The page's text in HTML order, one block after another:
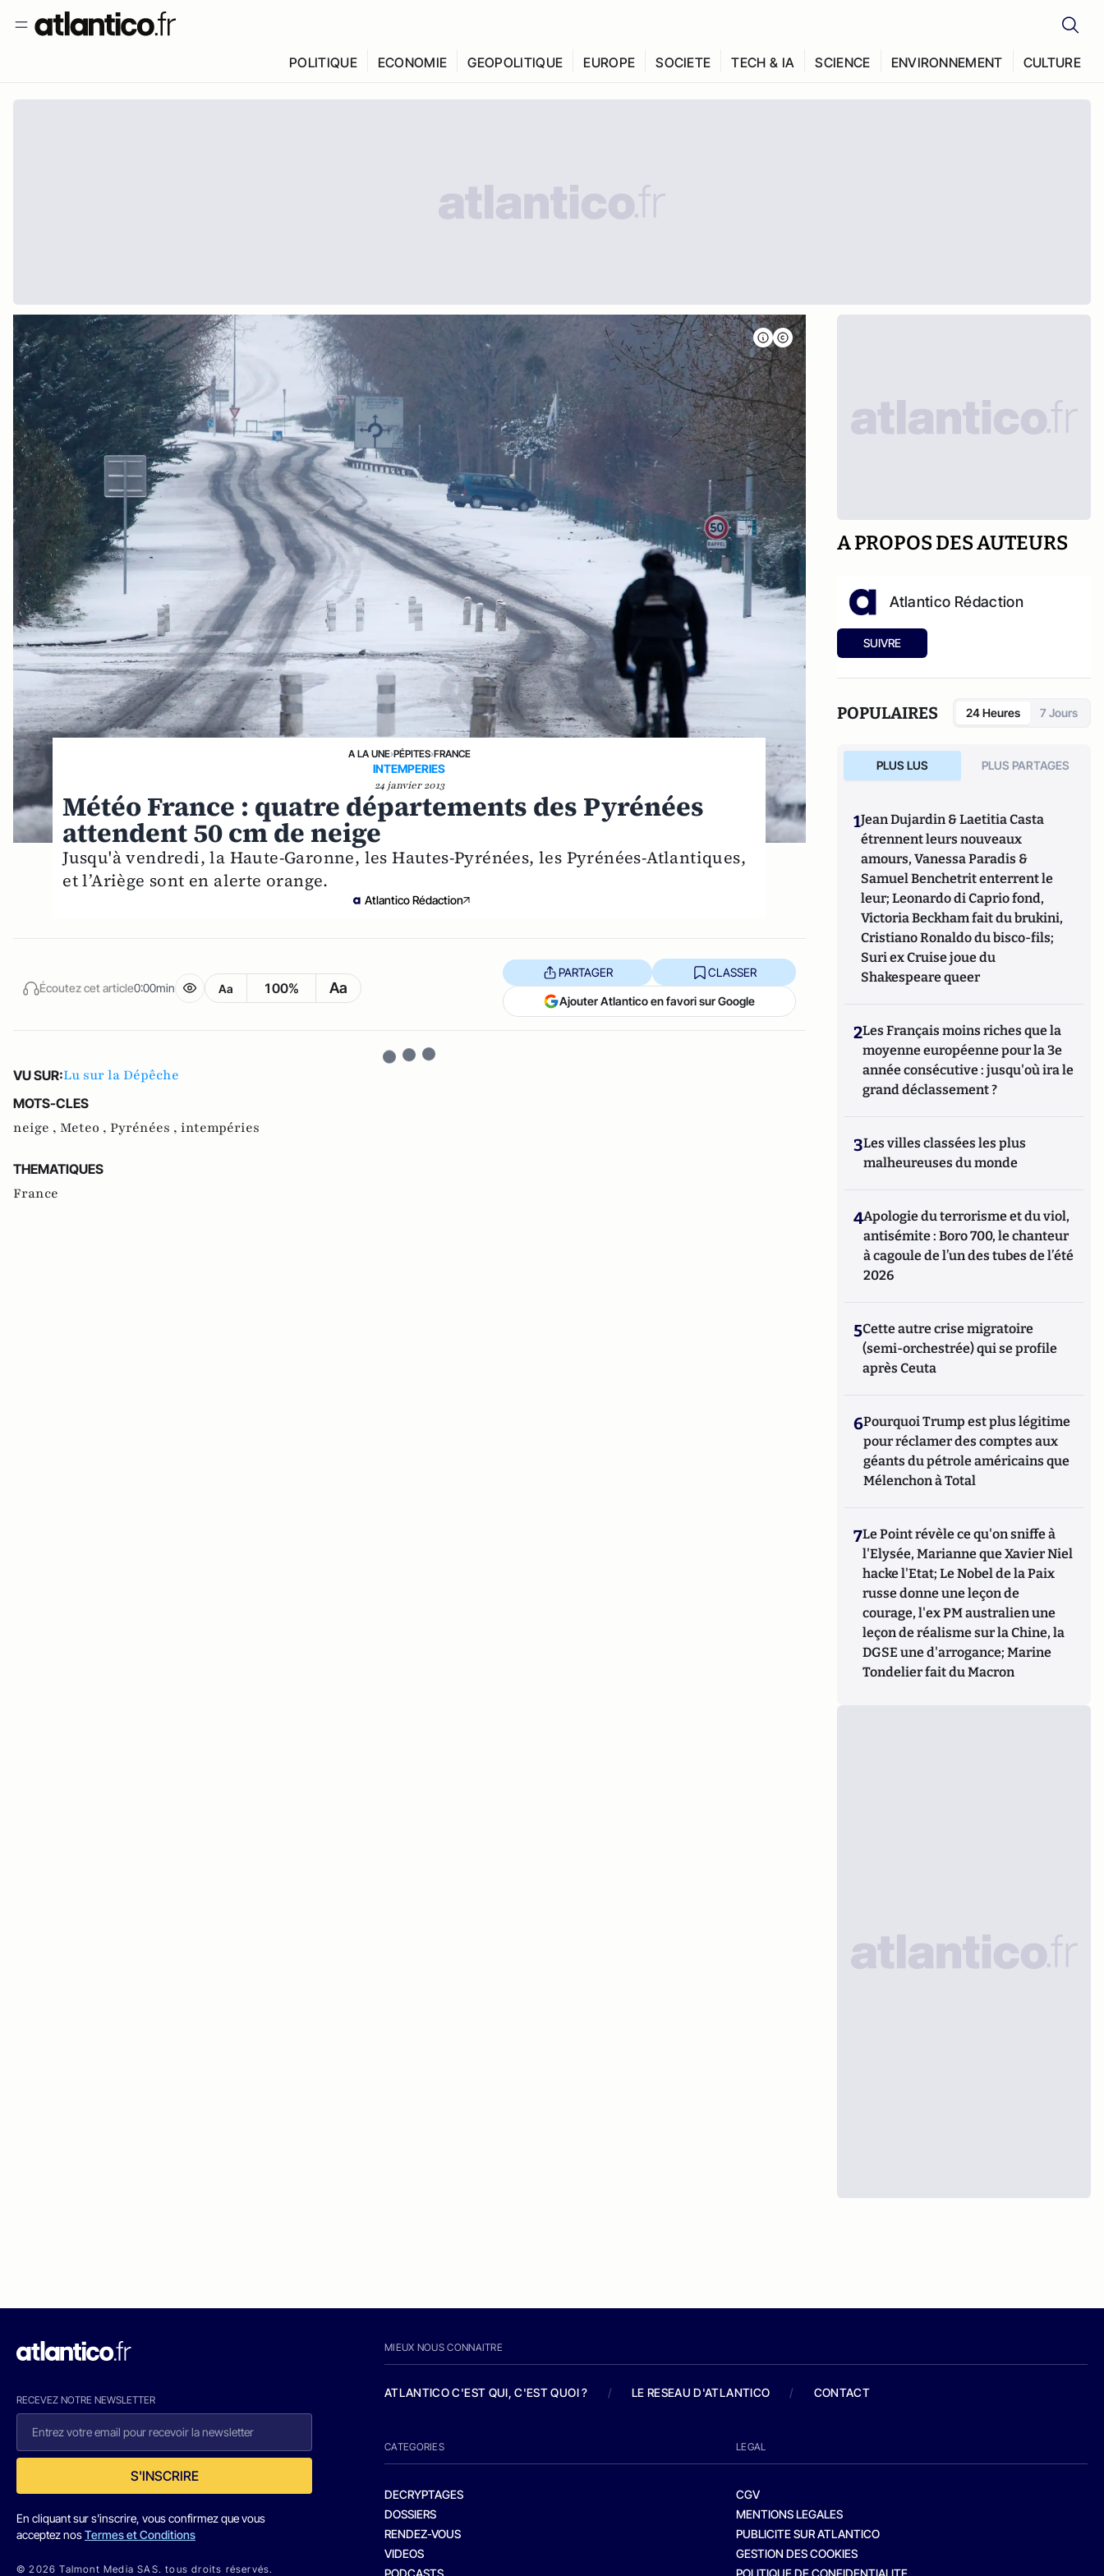
POLITIQUE ECONOMIE GEOPOLITIQUE EUROPE SOCIETE TECH & IA SCIENCE ENVIRONNEMENT CULTURE
A LA UNE›PÉPITES›FRANCE
INTEMPERIES
24 janvier 2013
Météo France : quatre départements des Pyrénées
attendent 50 cm de neige
Jusqu'à vendredi, la Haute-Garonne, les Hautes-Pyrénées, les Pyrénées-Atlantiques,
et l’Ariège sont en alerte orange.
Atlantico Rédaction
Écoutez cet article0:00min Aa 100% Aa
PARTAGER CLASSER
Ajouter Atlantico en favori sur Google
VU SUR:Lu sur la Dépêche
MOTS-CLES
neige , Meteo , Pyrénées , intempéries
THEMATIQUES
France
A PROPOS DES AUTEURS
Atlantico Rédaction
SUIVRE
POPULAIRES 24 Heures 7 Jours
PLUS LUS PLUS PARTAGES
1Jean Dujardin & Laetitia Casta
étrennent leurs nouveaux
amours, Vanessa Paradis &
Samuel Benchetrit enterrent le
leur; Leonardo di Caprio fond,
Victoria Beckham fait du brukini,
Cristiano Ronaldo du bisco-fils;
Suri ex Cruise joue du
Shakespeare queer
2Les Français moins riches que la
moyenne européenne pour la 3e
année consécutive : jusqu'où ira le
grand déclassement ?
3Les villes classées les plus
malheureuses du monde
4Apologie du terrorisme et du viol,
antisémite : Boro 700, le chanteur
à cagoule de l’un des tubes de l’été
2026
5Cette autre crise migratoire
(semi-orchestrée) qui se profile
après Ceuta
6Pourquoi Trump est plus légitime
pour réclamer des comptes aux
géants du pétrole américains que
Mélenchon à Total
7Le Point révèle ce qu'on sniffe à
l'Elysée, Marianne que Xavier Niel
hacke l'Etat; Le Nobel de la Paix
russe donne une leçon de
courage, l'ex PM australien une
leçon de réalisme sur la Chine, la
DGSE une d'arrogance; Marine
Tondelier fait du Macron
RECEVEZ NOTRE NEWSLETTER
S'INSCRIRE
En cliquant sur s'inscrire, vous confirmez que vous
acceptez nosTermes et Conditions
© 2026 Talmont Media SAS. tous droits réservés.
MIEUX NOUS CONNAITRE
ATLANTICO C'EST QUI, C'EST QUOI ? / LE RESEAU D'ATLANTICO / CONTACT
CATEGORIES
DECRYPTAGES
DOSSIERS
RENDEZ-VOUS
VIDEOS
PODCASTS
LEGAL
CGV
MENTIONS LEGALES
PUBLICITE SUR ATLANTICO
GESTION DES COOKIES
POLITIQUE DE CONFIDENTIALITE